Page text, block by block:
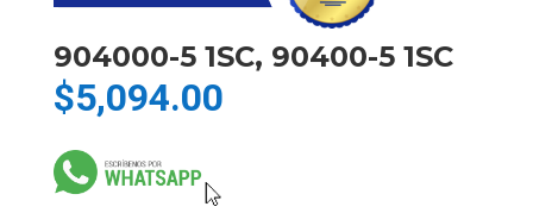
904000-5 1SC, 90400-5 1SC
$5,094.00